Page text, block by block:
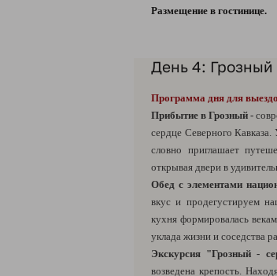
Размещение в гостинице.
День 4:
Программа дня для
Прибытие в Грозный -
сердце Северного
словно приглашает
открывая двери в
Обед с элементами
вкус и продегустируем
кухня формировалась
уклада жизни и соседства
Экскурсия "Грозный -
возведена крепость.